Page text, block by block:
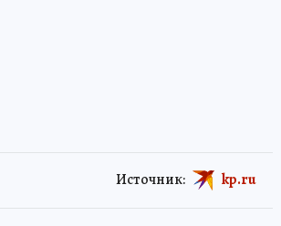
Источник: kp.ru